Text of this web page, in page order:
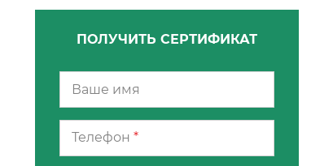
ПОЛУЧИТЬ СЕРТИФИКАТ
Телефон *